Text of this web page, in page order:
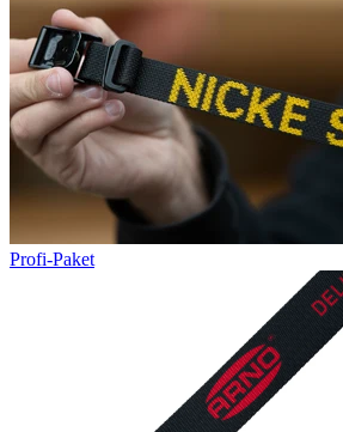
Profi-Paket